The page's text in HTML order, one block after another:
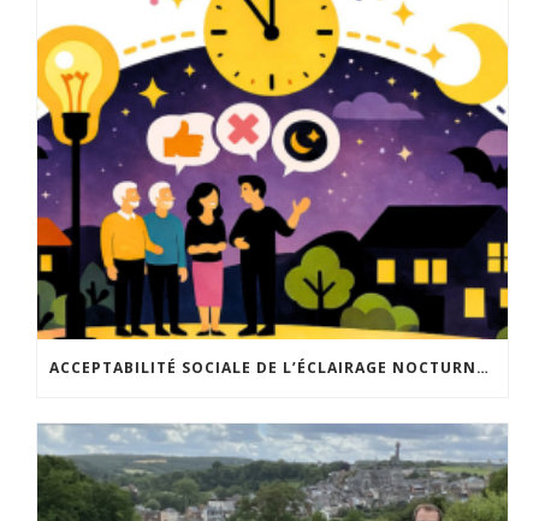
ACCEPTABILITÉ SOCIALE DE L’ÉCLAIRAGE NOCTURNE : LE REPLAY EST DISPONIBLE